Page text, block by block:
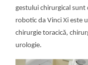
gestului chirurgical sunt
robotic da Vinci Xi este
chirurgie toracică,
urologie.